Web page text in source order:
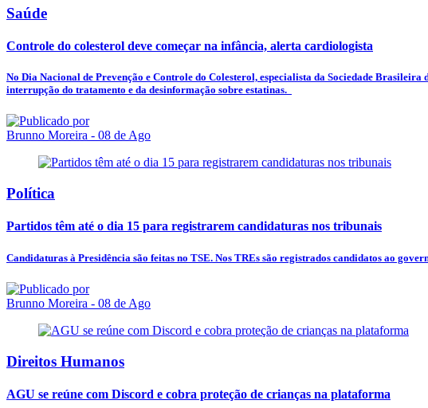
Saúde
Controle do colesterol deve começar na infância, alerta cardiologista
No Dia Nacional de Prevenção e Controle do Colesterol, especialista da Sociedade
interrupção do tratamento e da desinformação sobre estatinas.
Brunno Moreira - 08 de Ago
Política
Partidos têm até o dia 15 para registrarem candidaturas nos tribunais
Candidaturas à Presidência são feitas no TSE. Nos TREs são registrados candidatos ao
Brunno Moreira - 08 de Ago
Direitos Humanos
AGU se reúne com Discord e cobra proteção de crianças na plataforma